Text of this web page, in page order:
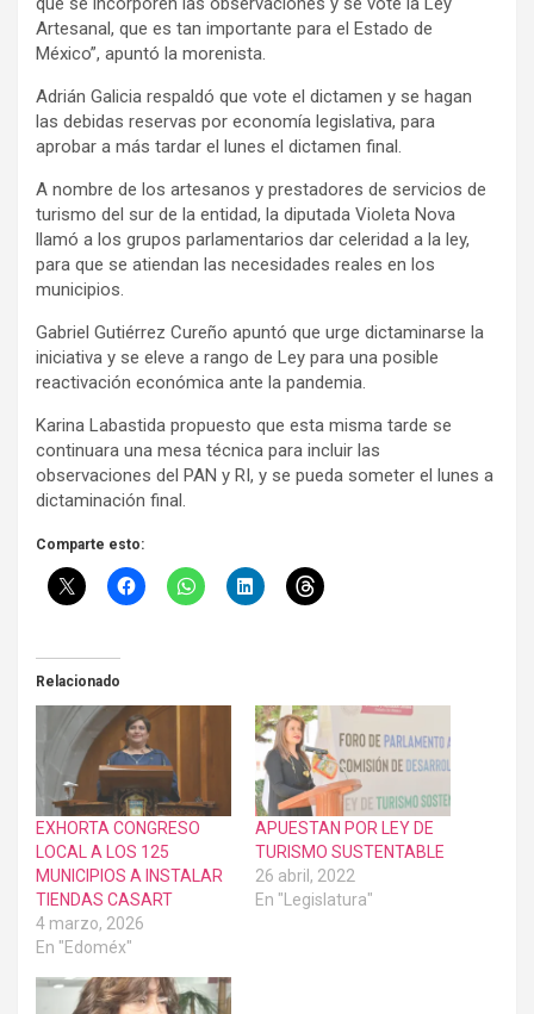
Artesanal, que es tan importante para el Estado de
México”, apuntó la morenista.
Adrián Galicia respaldó que vote el dictamen y se hagan
las debidas reservas por economía legislativa, para
aprobar a más tardar el lunes el dictamen final.
A nombre de los artesanos y prestadores de servicios de
turismo del sur de la entidad, la diputada Violeta Nova
llamó a los grupos parlamentarios dar celeridad a la ley,
para que se atiendan las necesidades reales en los
municipios.
Gabriel Gutiérrez Cureño apuntó que urge dictaminarse la
iniciativa y se eleve a rango de Ley para una posible
reactivación económica ante la pandemia.
Karina Labastida propuesto que esta misma tarde se
continuara una mesa técnica para incluir las
observaciones del PAN y RI, y se pueda someter el lunes a
dictaminación final.
Comparte esto:
Relacionado
EXHORTA CONGRESO
LOCAL A LOS 125
MUNICIPIOS A INSTALAR
TIENDAS CASART
4 marzo, 2026
En "Edoméx"
APUESTAN POR LEY DE
TURISMO SUSTENTABLE
26 abril, 2022
En "Legislatura"